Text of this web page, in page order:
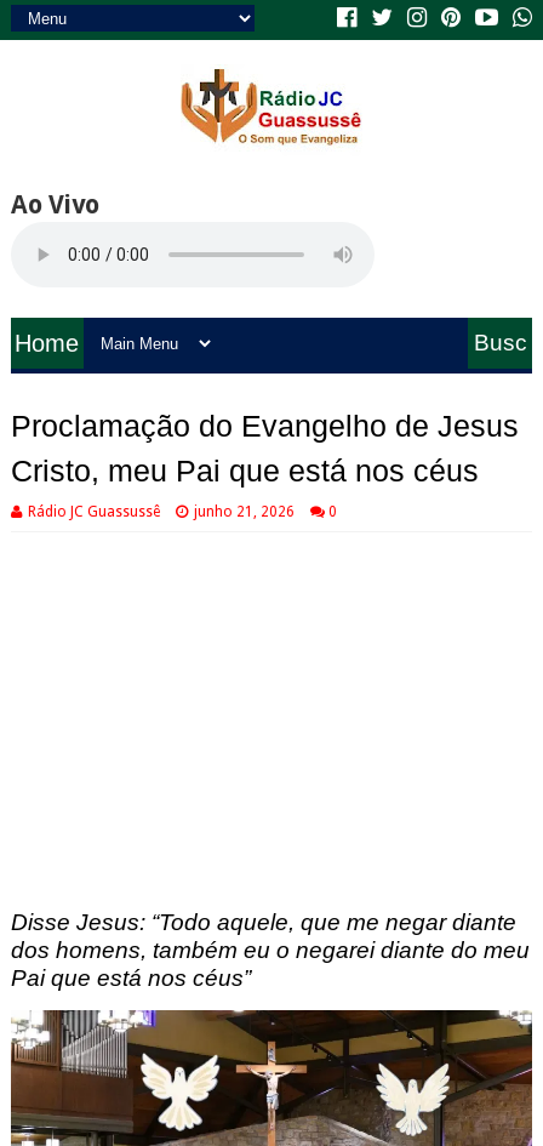
Ao Vivo
Home
Busc
Proclamação do Evangelho de Jesus
Cristo, meu Pai que está nos céus
Rádio JC Guassussê junho 21, 2026 0
Disse Jesus: “Todo aquele, que me negar diante
dos homens, também eu o negarei diante do meu
Pai que está nos céus”